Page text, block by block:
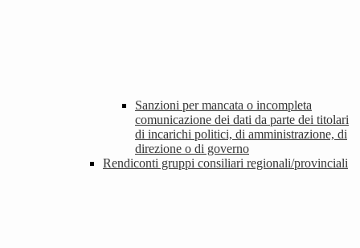
Sanzioni per mancata o incompleta
comunicazione dei dati da parte dei titolari
di incarichi politici, di amministrazione, di
direzione o di governo
Rendiconti gruppi consiliari regionali/provinciali